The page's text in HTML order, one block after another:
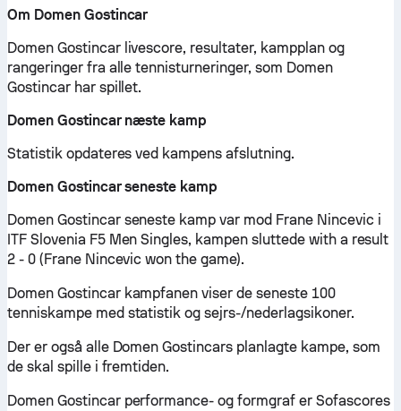
Om Domen Gostincar
Domen Gostincar livescore, resultater, kampplan og
rangeringer fra alle tennisturneringer, som Domen
Gostincar har spillet.
Domen Gostincar næste kamp
Statistik opdateres ved kampens afslutning.
Domen Gostincar seneste kamp
Domen Gostincar seneste kamp var mod Frane Nincevic i
ITF Slovenia F5 Men Singles, kampen sluttede with a result
2 - 0 (Frane Nincevic won the game).
Domen Gostincar kampfanen viser de seneste 100
tenniskampe med statistik og sejrs-/nederlagsikoner.
Der er også alle Domen Gostincars planlagte kampe, som
de skal spille i fremtiden.
Domen Gostincar performance- og formgraf er Sofascores